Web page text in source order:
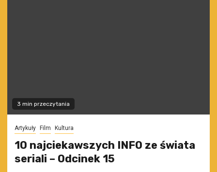
3 min przeczytania
Artykuły Film Kultura
10 najciekawszych INFO ze świata
seriali – Odcinek 15